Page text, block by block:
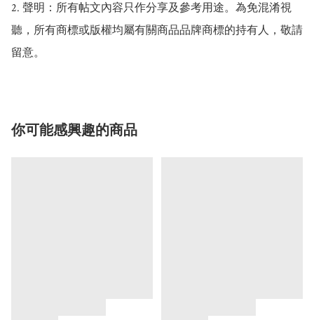
2. 聲明：所有帖文內容只作分享及參考用途。為免混淆視
聽，所有商標或版權均屬有關商品品牌商標的持有人，敬請
你可能感興趣的商品